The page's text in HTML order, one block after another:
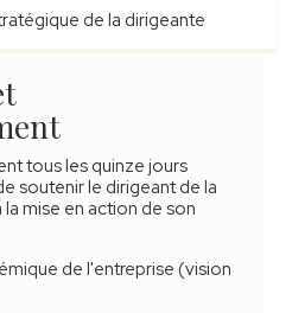
de la dirigeante
tous les quinze jours
soutenir le dirigeant de la
mise en action de son
de l'entreprise (vision